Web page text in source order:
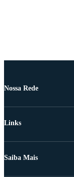
Nossa Rede
Links
Saiba Mais